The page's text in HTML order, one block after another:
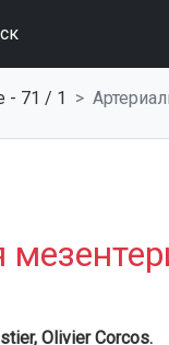
- 71 / 1
Olivier Corcos.